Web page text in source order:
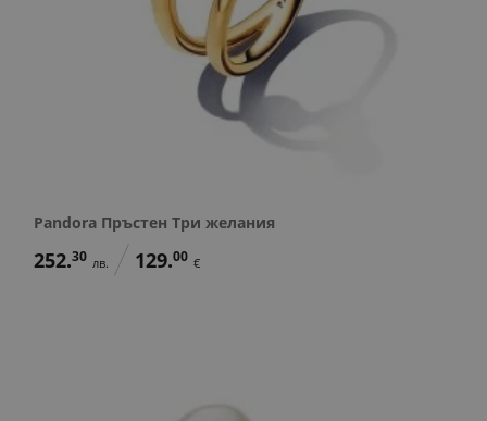
Pandora Пръстен Три желания
252.30 лв. 129.00 €